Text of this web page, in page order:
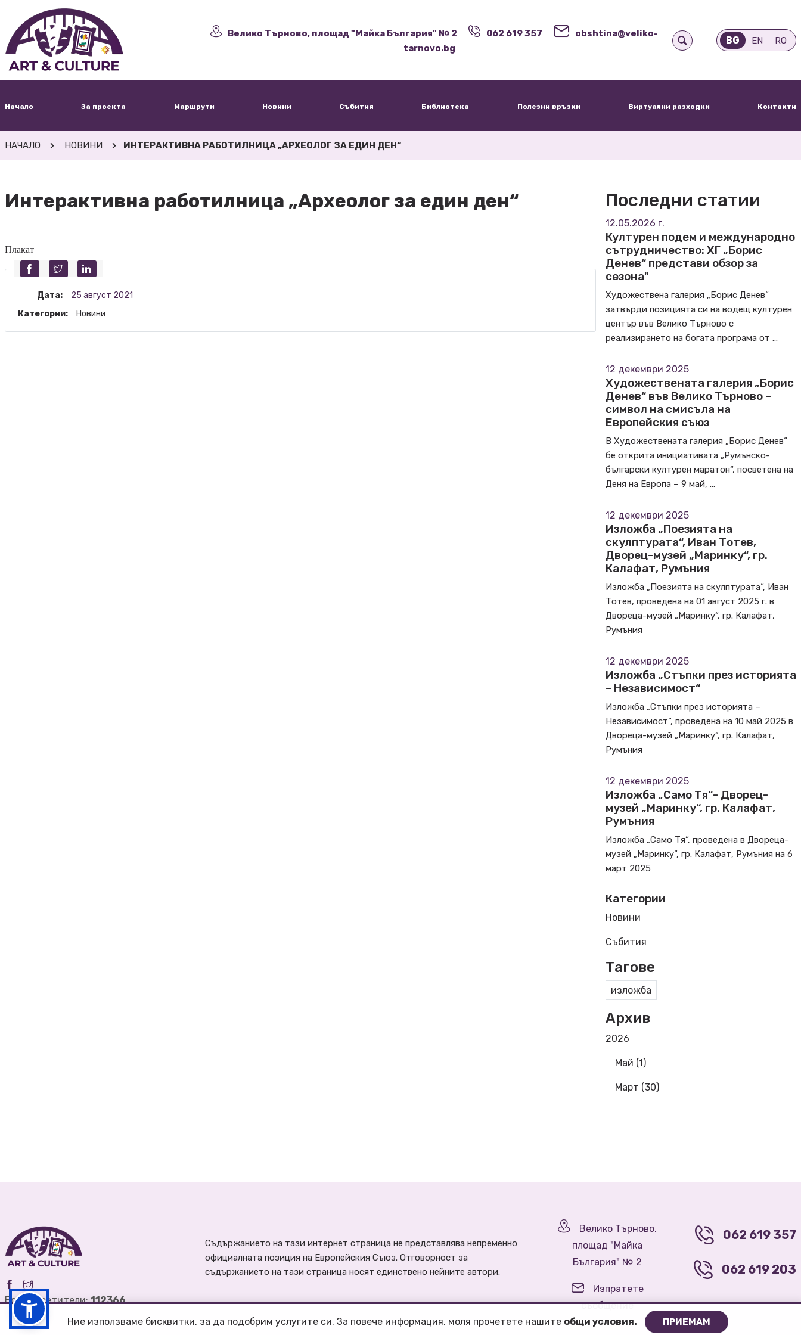
Велико Търново, площад "Майка България" № 2 062 619 357
obshtina@veliko-
tarnovo.bg
BG EN RO
Начало За проекта Маршрути Новини Събития Библиотека Полезни връзки Виртуални разходки Контакти
НАЧАЛО НОВИНИ ИНТЕРАКТИВНА РАБОТИЛНИЦА „АРХЕОЛОГ ЗА ЕДИН ДЕН“
Интерактивна работилница „Археолог за един ден“
Плакат
Дата:
25 август 2021
Категории:
Новини
Последни статии
12.05.2026 г.
Културен подем и международно
сътрудничество: ХГ „Борис
Денев“ представи обзор за
сезона"
Художествена галерия „Борис Денев“
затвърди позицията си на водещ културен
център във Велико Търново с
реализирането на богата програма от ...
12 декември 2025
Художествената галерия „Борис
Денев“ във Велико Търново –
символ на смисъла на
Европейския съюз
В Художествената галерия „Борис Денев“
бе открита инициативата „Румънско-
български културен маратон“, посветена на
Деня на Европа – 9 май, ...
12 декември 2025
Изложба „Поезията на
скулптурата“, Иван Тотев,
Дворец-музей „Маринку“, гр.
Калафат, Румъния
Изложба „Поезията на скулптурата“, Иван
Тотев, проведена на 01 август 2025 г. в
Двореца-музей „Маринку“, гр. Калафат,
Румъния
12 декември 2025
Изложба „Стъпки през историята
– Независимост“
Изложба „Стъпки през историята –
Независимост“, проведена на 10 май 2025 в
Двореца-музей „Маринку“, гр. Калафат,
Румъния
12 декември 2025
Изложба „Само Тя“- Дворец-
музей „Маринку“, гр. Калафат,
Румъния
Изложба „Само Тя“, проведена в Двореца-
музей „Маринку“, гр. Калафат, Румъния на 6
март 2025
Категории
Новини
Събития
Тагове
изложба
Архив
2026
Май (1)
Март (30)
Брой посетители:112366
Съдържанието на тази интернет страница не представлява непременно
официалната позиция на Европейския Съюз. Отговорност за
съдържанието на тази страница носят единствено нейните автори.
Велико Търново,
площад "Майка
България" № 2
Изпратете
съобщение
062 619 357
062 619 203
Ние използваме бисквитки, за да подобрим услугите си. За повече информация, моля прочетете нашите oбщи условия. ПРИЕМАМ